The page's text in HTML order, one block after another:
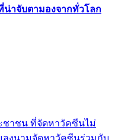
ที่น่าจับตามองจากทั่วโลก